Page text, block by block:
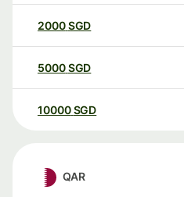
2000SGD
5000SGD
10000 SGD
QAR